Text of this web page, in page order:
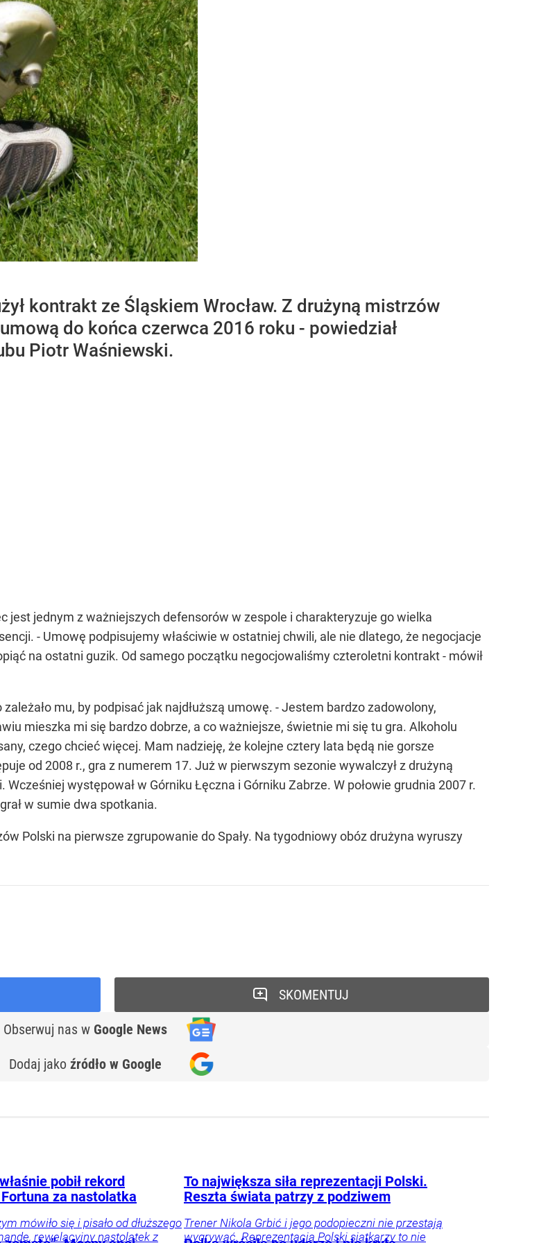
kontrakt ze Śląskiem Wrocław. Z drużyną mistrzów
do końca czerwca 2016 roku - powiedział
Piotr Waśniewski.
jest jednym z ważniejszych defensorów w zespole i charakteryzuje go wielka
- Umowę podpisujemy właściwie w ostatniej chwili, ale nie dlatego, że negocjacje
na ostatni guzik. Od samego początku negocjowaliśmy czteroletni kontrakt - mówił
mu, by podpisać jak najdłuższą umowę. - Jestem bardzo zadowolony,
mieszka mi się bardzo dobrze, a co ważniejsze, świetnie mi się tu gra. Alkoholu
czego chcieć więcej. Mam nadzieję, że kolejne cztery lata będą nie gorsze
od 2008 r., gra z numerem 17. Już w pierwszym sezonie wywalczył z drużyną
występował w Górniku Łęczna i Górniku Zabrze. W połowie grudnia 2007 r.
w sumie dwa spotkania.
Polski na pierwsze zgrupowanie do Spały. Na tygodniowy obóz drużyna wyruszy
Obserwuj nas w Google News
Dodaj jako źródło w Google
SKOMENTUJ
pobił rekord
za nastolatka
mówiło się i pisało od dłuższego
rewelacyjny nastolatek z
To największa siła reprezentacji Polski.
Reszta świata patrzy z podziwem
Trener Nikola Grbić i jego podopieczni nie przestają
wygrywać. Reprezentacja Polski siatkarzy to nie